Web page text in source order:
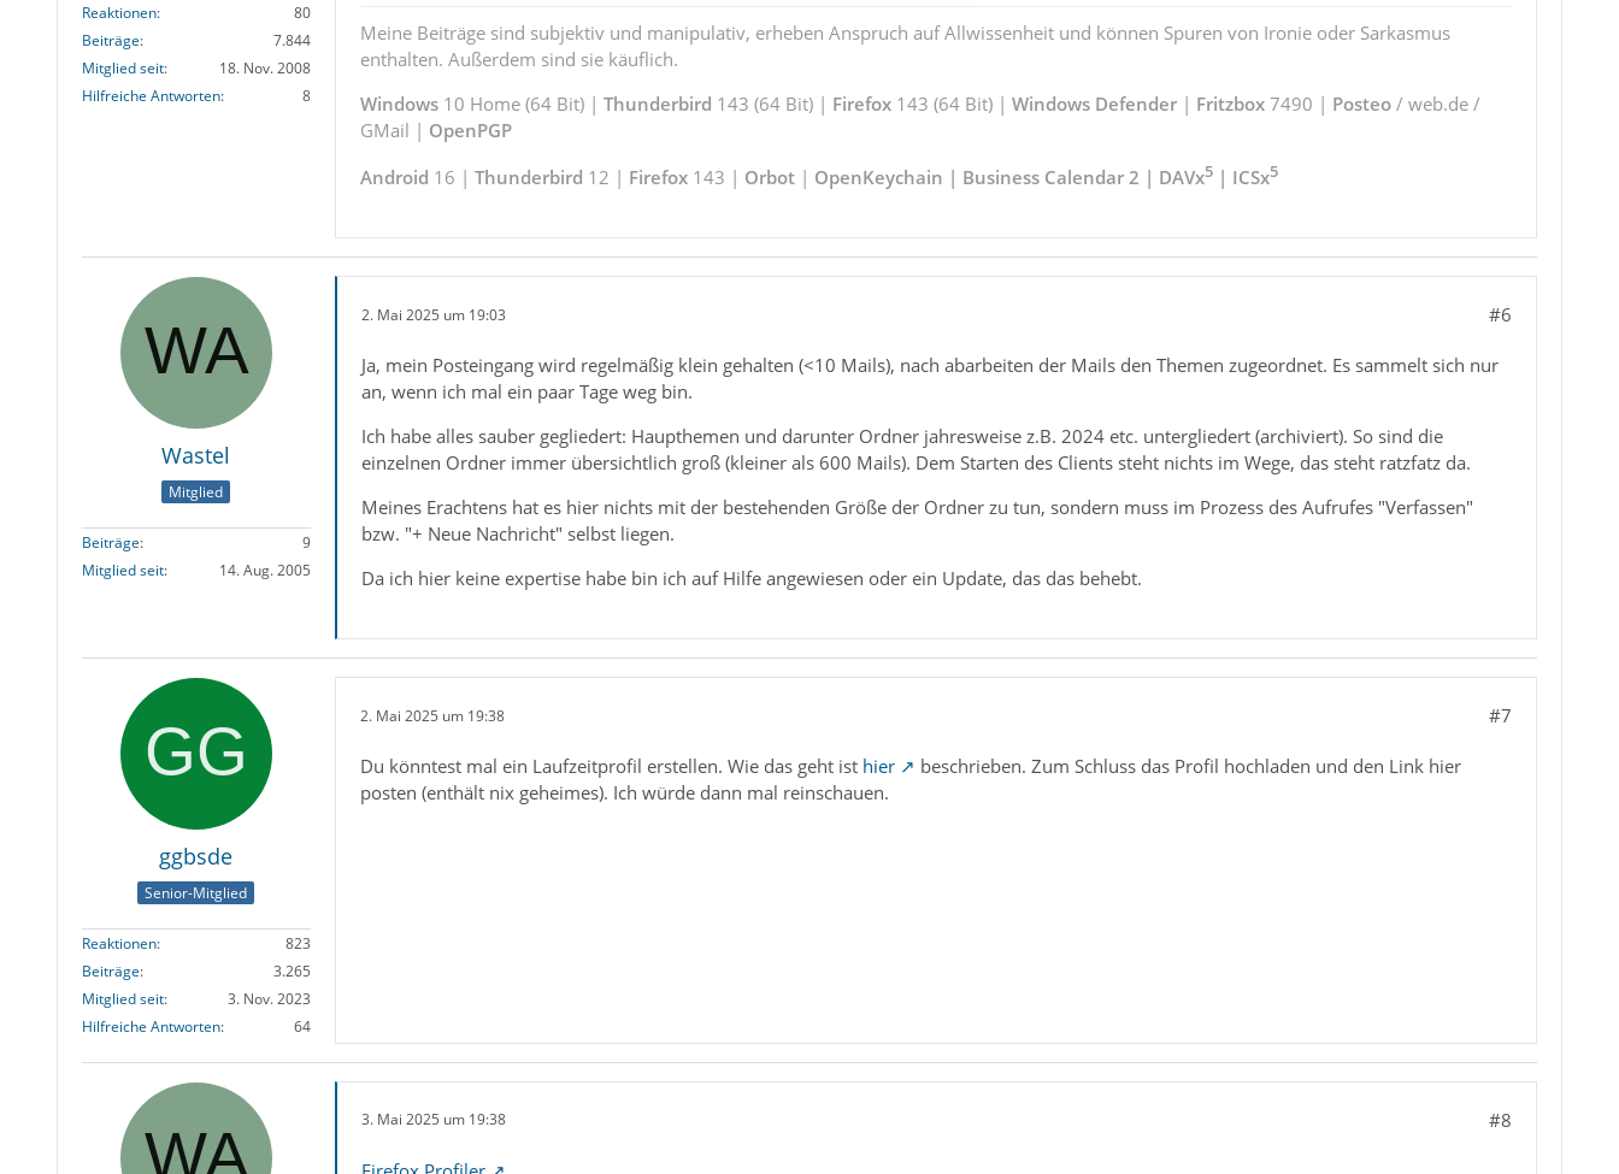
Reaktionen
80
Beiträge
7.844
Mitglied seit
18. Nov. 2008
Hilfreiche Antworten
8
Meine Beiträge sind subjektiv und manipulativ, erheben Anspruch auf Allwissenheit und können Spuren von Ironie oder Sarkasmus
enthalten. Außerdem sind sie käuflich.
Windows10 Home (64 Bit) | Thunderbird 143 (64 Bit) | Firefox143 (64 Bit) | Windows Defender| Fritzbox7490 | Posteo/ web.de /
GMail | OpenPGP
Android 16 | Thunderbird 12 | Firefox143 | Orbot| OpenKeychain | Business Calendar 2 | DAVx5| ICSx5
Wastel
Mitglied
Beiträge
9
Mitglied seit
14. Aug. 2005
2. Mai 2025 um 19:03 #6
Ja, mein Posteingang wird regelmäßig klein gehalten (<10 Mails), nach abarbeiten der Mails den Themen zugeordnet. Es sammelt sich nur
an, wenn ich mal ein paar Tage weg bin.
Ich habe alles sauber gegliedert: Haupthemen und darunter Ordner jahresweise z.B. 2024 etc. untergliedert (archiviert). So sind die
einzelnen Ordner immer übersichtlich groß (kleiner als 600 Mails). Dem Starten des Clients steht nichts im Wege, das steht ratzfatz da.
Meines Erachtens hat es hier nichts mit der bestehenden Größe der Ordner zu tun, sondern muss im Prozess des Aufrufes "Verfassen"
bzw. "+ Neue Nachricht" selbst liegen.
Da ich hier keine expertise habe bin ich auf Hilfe angewiesen oder ein Update, das das behebt.
ggbsde
Senior-Mitglied
Reaktionen
823
Beiträge
3.265
Mitglied seit
3. Nov. 2023
Hilfreiche Antworten
64
2. Mai 2025 um 19:38 #7
Du könntest mal ein Laufzeitprofil erstellen. Wie das geht ist hier
beschrieben. Zum Schluss das Profil hochladen und den Link hier
posten (enthält nix geheimes). Ich würde dann mal reinschauen.
3. Mai 2025 um 19:38 #8